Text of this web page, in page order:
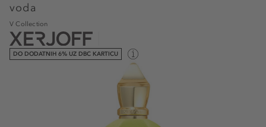
voda
V Collection
DO DODATNIH 6% UZ DBC KARTICU